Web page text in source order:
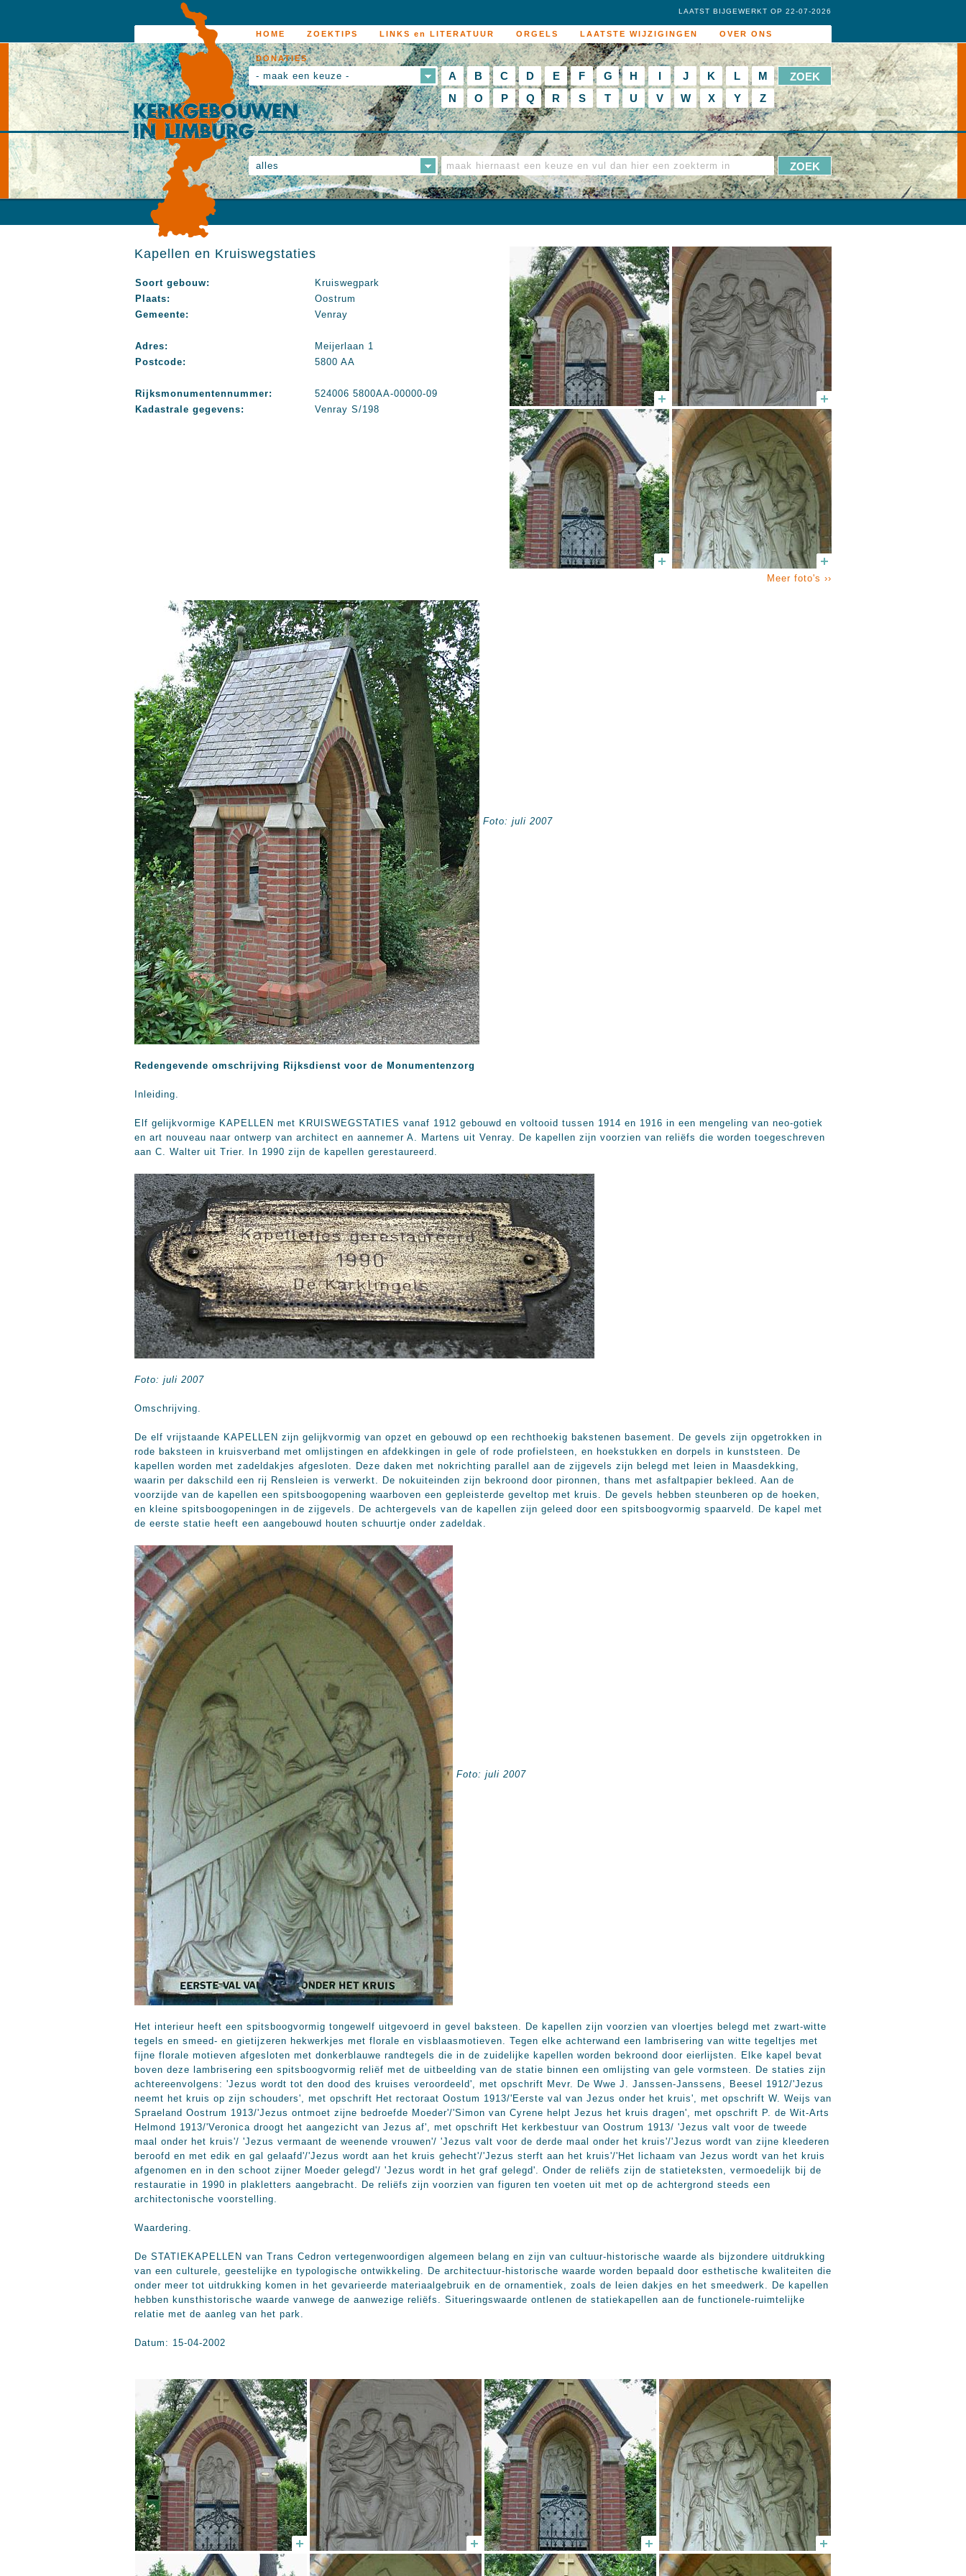
HOME ZOEKTIPS LINKS en LITERATUUR ORGELS LAATSTE WIJZIGINGEN OVER ONS
DONATIES
LAATST BIJGEWERKT OP 22-07-2026
- maak een keuze - A B C D E F G H I J K L
M
N
O P Q R S T U V W X Y Z
alles
Kapellen en Kruiswegstaties
Soort gebouw:
Kruiswegpark
Plaats:
Oostrum
Gemeente:
Venray
Adres:
Meijerlaan 1
Postcode:
5800 AA
Rijksmonumentennummer:
524006 5800AA-00000-09
Kadastrale gegevens:
Venray S/198
Meer foto's ››
Foto: juli 2007
Redengevende omschrijving Rijksdienst voor de Monumentenzorg
Inleiding.
Elf gelijkvormige KAPELLEN met KRUISWEGSTATIES vanaf 1912 gebouwd en voltooid tussen 1914 en 1916 in een mengeling van neo-gotiek
en art nouveau naar ontwerp van architect en aannemer A. Martens uit Venray. De kapellen zijn voorzien van reliëfs die worden toegeschreven
aan C. Walter uit Trier. In 1990 zijn de kapellen gerestaureerd.
Foto: juli 2007
Omschrijving.
De elf vrijstaande KAPELLEN zijn gelijkvormig van opzet en gebouwd op een rechthoekig bakstenen basement. De gevels zijn opgetrokken in
rode baksteen in kruisverband met omlijstingen en afdekkingen in gele of rode profielsteen, en hoekstukken en dorpels in kunststeen. De
kapellen worden met zadeldakjes afgesloten. Deze daken met nokrichting parallel aan de zijgevels zijn belegd met leien in Maasdekking,
waarin per dakschild een rij Rensleien is verwerkt. De nokuiteinden zijn bekroond door pironnen, thans met asfaltpapier bekleed. Aan de
voorzijde van de kapellen een spitsboogopening waarboven een gepleisterde geveltop met kruis. De gevels hebben steunberen op de hoeken,
en kleine spitsboogopeningen in de zijgevels. De achtergevels van de kapellen zijn geleed door een spitsboogvormig spaarveld. De kapel met
de eerste statie heeft een aangebouwd houten schuurtje onder zadeldak.
Foto: juli 2007
Het interieur heeft een spitsboogvormig tongewelf uitgevoerd in gevel baksteen. De kapellen zijn voorzien van vloertjes belegd met zwart-witte
tegels en smeed- en gietijzeren hekwerkjes met florale en visblaasmotieven. Tegen elke achterwand een lambrisering van witte tegeltjes met
fijne florale motieven afgesloten met donkerblauwe randtegels die in de zuidelijke kapellen worden bekroond door eierlijsten. Elke kapel bevat
boven deze lambrisering een spitsboogvormig reliëf met de uitbeelding van de statie binnen een omlijsting van gele vormsteen. De staties zijn
achtereenvolgens: 'Jezus wordt tot den dood des kruises veroordeeld', met opschrift Mevr. De Wwe J. Janssen-Janssens, Beesel 1912/'Jezus
neemt het kruis op zijn schouders', met opschrift Het rectoraat Oostum 1913/'Eerste val van Jezus onder het kruis', met opschrift W. Weijs van
Spraeland Oostrum 1913/'Jezus ontmoet zijne bedroefde Moeder'/'Simon van Cyrene helpt Jezus het kruis dragen', met opschrift P. de Wit-Arts
Helmond 1913/'Veronica droogt het aangezicht van Jezus af', met opschrift Het kerkbestuur van Oostrum 1913/ 'Jezus valt voor de tweede
maal onder het kruis'/ 'Jezus vermaant de weenende vrouwen'/ 'Jezus valt voor de derde maal onder het kruis'/'Jezus wordt van zijne kleederen
beroofd en met edik en gal gelaafd'/'Jezus wordt aan het kruis gehecht'/'Jezus sterft aan het kruis'/'Het lichaam van Jezus wordt van het kruis
afgenomen en in den schoot zijner Moeder gelegd'/ 'Jezus wordt in het graf gelegd'. Onder de reliëfs zijn de statieteksten, vermoedelijk bij de
restauratie in 1990 in plakletters aangebracht. De reliëfs zijn voorzien van figuren ten voeten uit met op de achtergrond steeds een
architectonische voorstelling.
Waardering.
De STATIEKAPELLEN van Trans Cedron vertegenwoordigen algemeen belang en zijn van cultuur-historische waarde als bijzondere uitdrukking
van een culturele, geestelijke en typologische ontwikkeling. De architectuur-historische waarde worden bepaald door esthetische kwaliteiten die
onder meer tot uitdrukking komen in het gevarieerde materiaalgebruik en de ornamentiek, zoals de leien dakjes en het smeedwerk. De kapellen
hebben kunsthistorische waarde vanwege de aanwezige reliëfs. Situeringswaarde ontlenen de statiekapellen aan de functionele-ruimtelijke
relatie met de aanleg van het park.
Datum: 15-04-2002